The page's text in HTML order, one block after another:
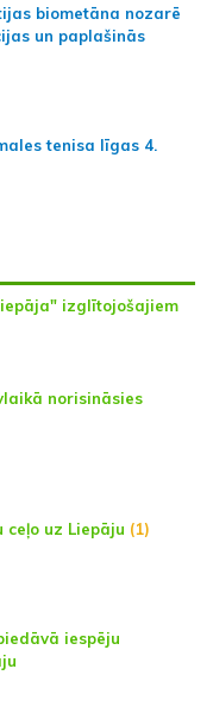
biometāna nozarē
un paplašinās
tenisa līgas 4.
izglītojošajiem
norisināsies
ceļo uz Liepāju (1)
iespēju